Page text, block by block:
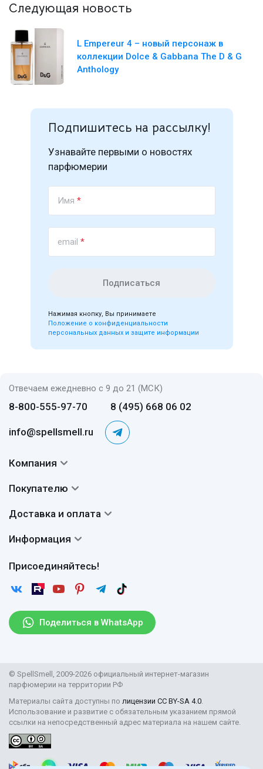
Следующая новость
L Empereur 4 – новый персонаж в
коллекции Dolce & Gabbana The D & G
Anthology
Подпишитесь на рассылку!
Узнавайте первыми о новостях
парфюмерии
Имя *
email *
Подписаться
Нажимая кнопку, Вы принимаете
Положение о конфиденциальности
персональных данных и защите информации
Отвечаем ежедневно с 9 до 21 (МСК)
8-800-555-97-70 8 (495) 668 06 02
info@spellsmell.ru
Поделиться в WhatsApp
Присоединяйтесь!
Компания
Авторы
Сертификаты
Покупателю
Вопросы и ответы
Отзывы
Рассылка
Доставка и оплата
Доставка
Возврат
Информация
Пользовательское соглашение
Защита персональных данных
Правила продажи товаров (Постановление Правительства
Поставщикам
© SpellSmell, 2009-2026 официальный интернет-магазин
парфюмерии на территории РФ
Материалы сайта доступны по лицензии CC BY-SA 4.0.
Использование и развитие с обязательным указанием прямой
ссылки на непосредственный адрес материала на нашем сайте.